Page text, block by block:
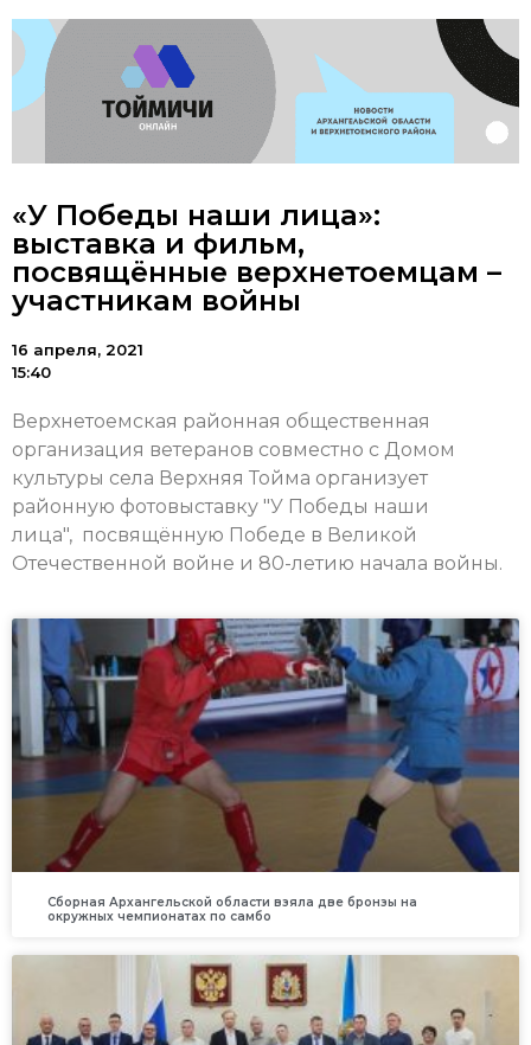
«У Победы наши лица»:
выставка и фильм,
посвящённые верхнетоемцам –
участникам войны
16 апреля, 2021
15:40
Верхнетоемская районная общественная
организация ветеранов совместно с Домом
культуры села Верхняя Тойма организует
районную фотовыставку "У Победы наши
лица", посвящённую Победе в Великой
Отечественной войне и 80-летию начала войны.
Сборная Архангельской области взяла две бронзы на
окружных чемпионатах по самбо